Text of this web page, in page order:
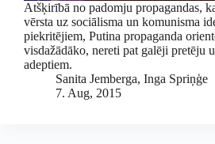
Atšķirībā no padomju propagandas,
vērsta uz sociālisma un komunisma
piekritējiem, Putina propaganda
visdažādāko, nereti pat galēji pretēju
adeptiem.
Sanita Jemberga, Inga Spriņģe
7. Aug, 2015